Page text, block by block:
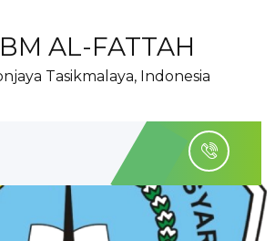
AL-FATTAH
Tasikmalaya, Indonesia